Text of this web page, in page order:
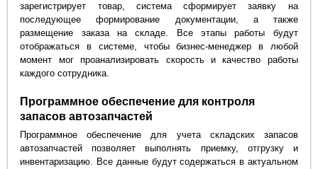
зарегистрирует товар, система сформирует заявку на
последующее формирование документации, а также
размещение заказа на складе. Все этапы работы будут
отображаться в системе, чтобы бизнес-менеджер в любой
момент мог проанализировать скорость и качество работы
каждого сотрудника.
Программное обеспечение для контроля
запасов автозапчастей
Программное обеспечение для учета складских запасов
автозапчастей позволяет выполнять приемку, отгрузку и
инвентаризацию. Все данные будут содержаться в актуальном